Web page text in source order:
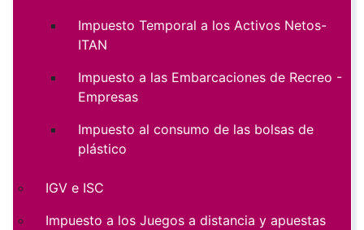
Impuesto Temporal a los Activos Netos-
ITAN
Impuesto a las Embarcaciones de Recreo -
Empresas
Impuesto al consumo de las bolsas de
plástico
IGV e ISC
Impuesto a los Juegos a distancia y apuestas